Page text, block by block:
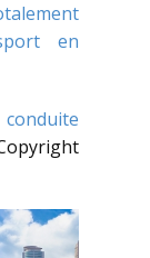
en